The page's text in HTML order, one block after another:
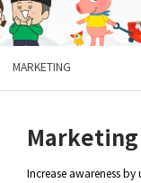
MARKETING
Increase awareness